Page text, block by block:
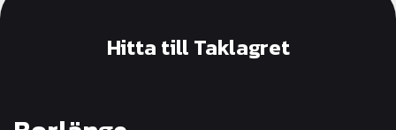
Hitta till Taklagret